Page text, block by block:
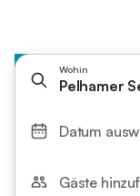
Wohin
Pelhamer
Datum
Gäste